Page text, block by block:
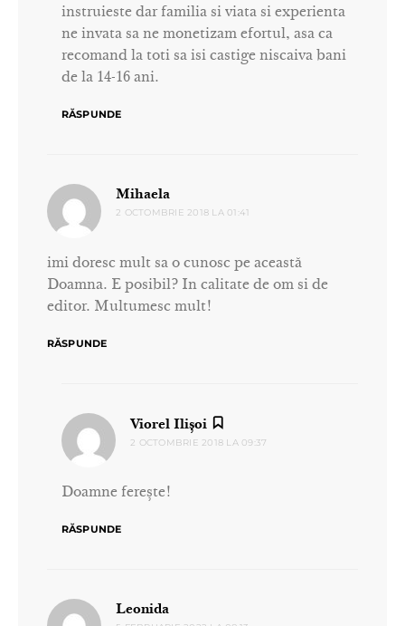
instruieste dar familia si viata si experienta
ne invata sa ne monetizam efortul, asa ca
recomand la toti sa isi castige niscaiva bani
de la 14-16 ani.
RĂSPUNDE
Mihaela
2 OCTOMBRIE 2018 LA 01:41
imi doresc mult sa o cunosc pe această
Doamna. E posibil? In calitate de om si de
editor. Multumesc mult!
RĂSPUNDE
Viorel Ilișoi
2 OCTOMBRIE 2018 LA 09:37
Doamne ferește!
RĂSPUNDE
Leonida